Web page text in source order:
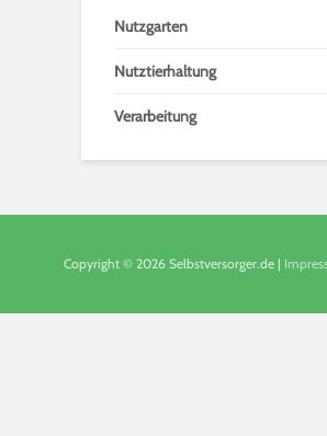
Nutzgarten
Nutztierhaltung
Verarbeitung
Copyright © 2026 Selbstversorger.de |